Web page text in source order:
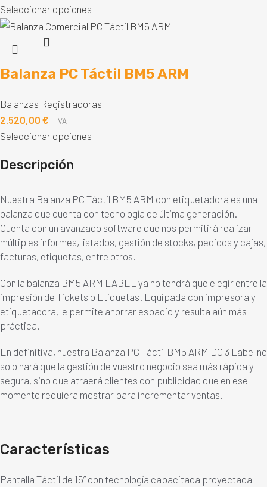
Seleccionar opciones
Balanza PC Táctil BM5 ARM
Balanzas Registradoras
2.520,00 €+ IVA
Seleccionar opciones
Descripción
Nuestra Balanza PC Táctil BM5 ARM con etiquetadora es una
balanza que cuenta con tecnología de última generación.
Cuenta con un avanzado software que nos permitirá realizar
múltiples informes, listados, gestión de stocks, pedidos y cajas,
facturas, etiquetas, entre otros.
Con la balanza BM5 ARM LABEL ya no tendrá que elegir entre la
impresión de Tickets o Etiquetas. Equipada con impresora y
etiquetadora, le permite ahorrar espacio y resulta aún más
práctica.
En definitiva, nuestra Balanza PC Táctil BM5 ARM DC 3 Label no
solo hará que la gestión de vuestro negocio sea más rápida y
segura, sino que atraerá clientes con publicidad que en ese
momento requiera mostrar para incrementar ventas.
Características
Pantalla Táctil de 15” con tecnología capacitada proyectada